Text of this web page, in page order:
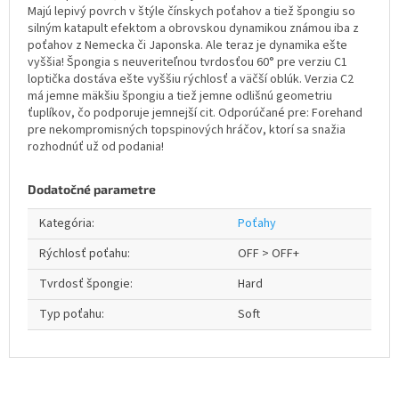
Majú lepivý povrch v štýle čínskych poťahov a tiež špongiu so
silným katapult efektom a obrovskou dynamikou známou iba z
poťahov z Nemecka či Japonska. Ale teraz je dynamika ešte
vyššia! Špongia s neuveriteľnou tvrdosťou 60° pre verziu C1
loptička dostáva ešte vyššiu rýchlosť a väčší oblúk. Verzia C2
má jemne mäkšiu špongiu a tiež jemne odlišnú geometriu
ťuplíkov, čo podporuje jemnejší cit. Odporúčané pre: Forehand
pre nekompromisných topspinových hráčov, ktorí sa snažia
rozhodnúť už od podania!
Dodatočné parametre
Kategória:
Poťahy
Rýchlosť poťahu:
OFF > OFF+
Tvrdosť špongie:
Hard
Typ poťahu: Soft